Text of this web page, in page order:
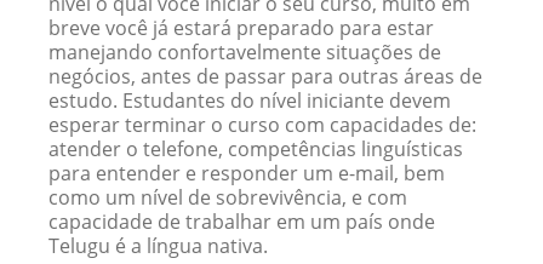
breve você já estará preparado para estar
manejando confortavelmente situações de
negócios, antes de passar para outras áreas de
estudo. Estudantes do nível iniciante devem
esperar terminar o curso com capacidades de:
atender o telefone, competências linguísticas
para entender e responder um e-mail, bem
como um nível de sobrevivência, e com
capacidade de trabalhar em um país onde
Telugu é a língua nativa.